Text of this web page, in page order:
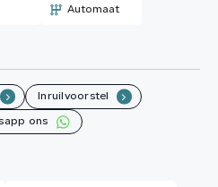
Automaat
. Inruilvoorstel .
ons